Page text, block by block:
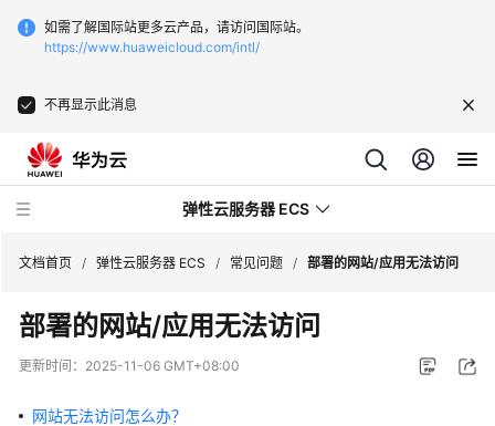
如需了解国际站更多云产品，请访问国际站。
https://www.huaweicloud.com/intl/
不再显示此消息
弹性云服务器 ECS
最
新
态
文档首页 / 弹性云服务器 ECS / 常见问题 / 部署的网站/应用无法访问
部署的网站/应用无法访问
更新时间： 2025-11-06 GMT+08:00
网站无法访问怎么办？